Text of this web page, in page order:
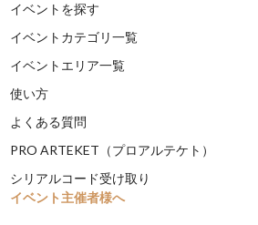
イベントを探す
イベントカテゴリ一覧
イベントエリア一覧
使い方
よくある質問
PRO ARTEKET（プロアルテケト）
シリアルコード受け取り
イベント主催者様へ